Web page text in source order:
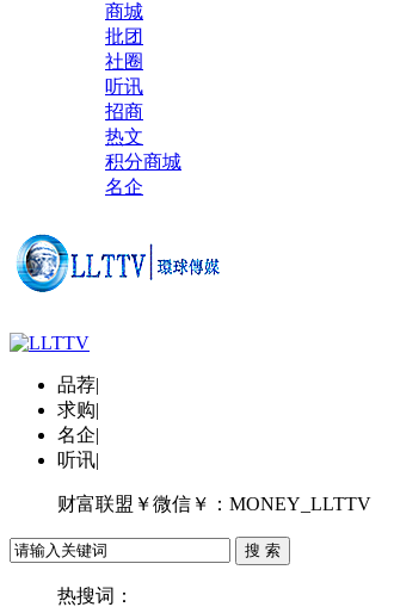
商城
批团
社圈
听讯
招商
热文
积分商城
名企
品荐|
求购|
名企|
听讯|
财富联盟￥微信￥：MONEY_LLTTV
热搜词：